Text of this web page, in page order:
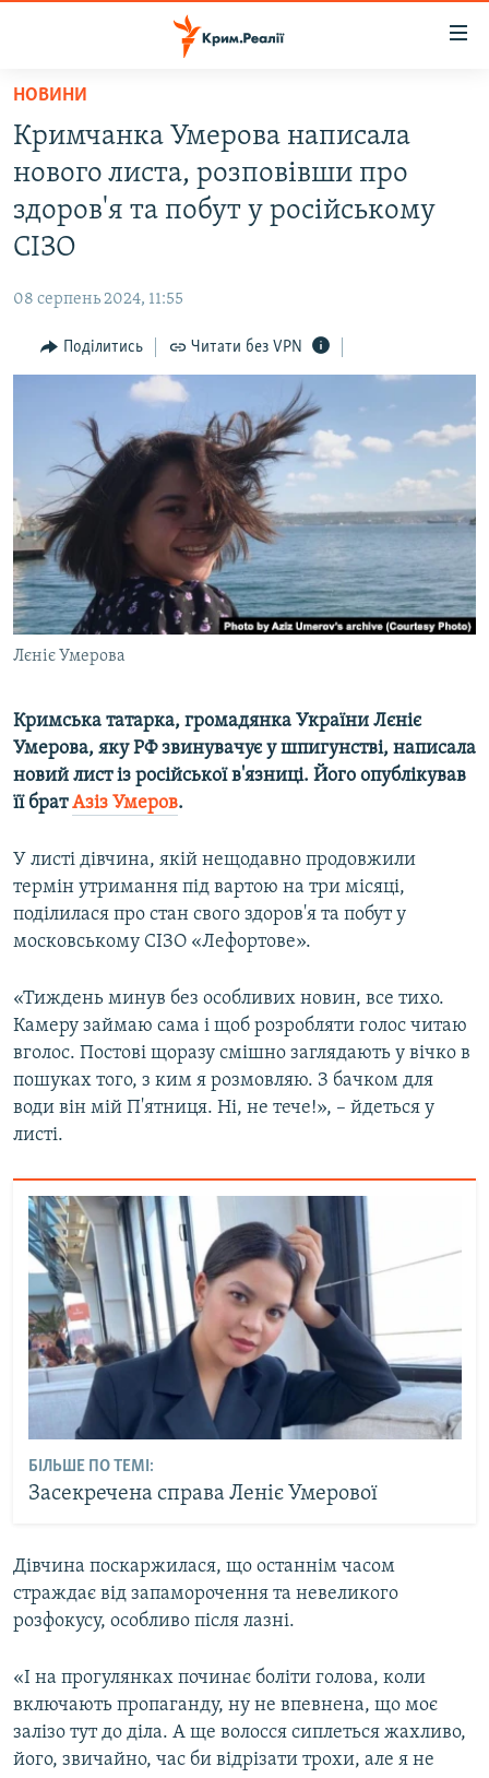
Перейти
основного
матеріалу
до
основної
Перейти
пошуку
ВОДА.КРИМ
ВІДЕО ТА ФОТО
ПОЛІТИКА
ПОГЛЯД
ІНТЕРВ'Ю
СПЕЦПРОЕКТИ
ДЕПОРТАЦІЯ
ВІДЕОУРОКИ «ELIFBE»
СВІДЧЕННЯ ОКУПАЦІЇ
УКРАЇНСЬКА ПРОБЛЕМА КРИМУ
ІНФОГРАФІКА
ЯК ОБІЙТИ БЛОКУВАННЯ
Русский
Qırımtatar
ДОЛУЧАЙСЯ!
Усі сайти RFE/RL
НОВИНИ
Кримчанка Умерова написала
нового листа, розповівши про
здоров'я та побут у російському
СІЗО
08 серпень 2024, 11:55
Поділитись Читати без VPN
Лєніє Умерова
Кримська татарка, громадянка України Лєніє
Умерова, яку РФ звинувачує у шпигунстві, написала
новий лист із російської в'язниці. Його опублікував
її братАзіз Умеров.
У листі дівчина, якій нещодавно продовжили
термін утримання під вартою на три місяці,
поділилася про стан свого здоров'я та побут у
московському СІЗО «Лефортове».
«Тиждень минув без особливих новин, все тихо.
Камеру займаю сама і щоб розробляти голос читаю
вголос. Постові щоразу смішно заглядають у вічко в
пошуках того, з ким я розмовляю. З бачком для
води він мій П'ятниця. Ні, не тече!», – йдеться у
листі.
БІЛЬШЕ ПО ТЕМІ:
Засекречена справа Леніє Умерової
Дівчина поскаржилася, що останнім часом
страждає від запаморочення та невеликого
розфокусу, особливо після лазні.
«І на прогулянках починає боліти голова, коли
включають пропаганду, ну не впевнена, що моє
залізо тут до діла. А ще волосся сиплеться жахливо,
його, звичайно, час би відрізати трохи, але я не